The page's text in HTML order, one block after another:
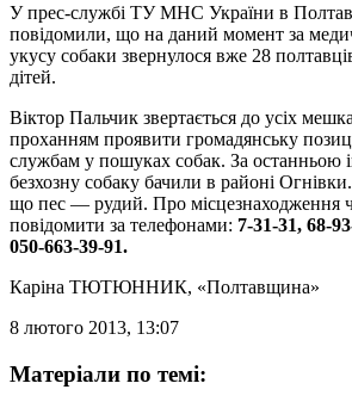
У прес-службі ТУ МНС України в
повідомили, що на даний момент за
укусу собаки звернулося вже 28
дітей.
Віктор Пальчик звертається до усіх
проханням проявити громадянську
службам у пошуках собак. За останньою
безхозну собаку бачили в районі
що пес — рудий. Про місцезнаходження
повідомити за телефонами: 7-31-31, 68-
050-663-39-91.
Каріна ТЮТЮННИК, «Полтавщина»
8 лютого 2013, 13:07
Матеріали по темі: